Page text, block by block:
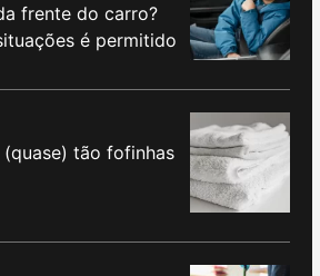
frente do carro?
é permitido
tão fofinhas